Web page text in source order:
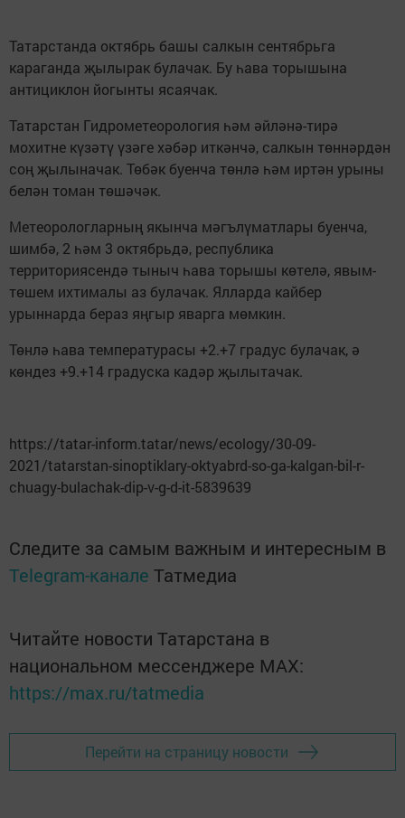
Татарстанда октябрь башы салкын сентябрьга
караганда җылырак булачак. Бу һава торышына
антициклон йогынты ясаячак.
Татарстан Гидрометеорология һәм әйләнә-тирә
мохитне күзәтү үзәге хәбәр иткәнчә, салкын төннәрдән
соң җылыначак. Төбәк буенча төнлә һәм иртән урыны
белән томан төшәчәк.
Метеорологларның якынча мәгълүматлары буенча,
шимбә, 2 һәм 3 октябрьдә, республика
территориясендә тыныч һава торышы көтелә, явым-
төшем ихтималы аз булачак. Ялларда кайбер
урыннарда бераз яңгыр яварга мөмкин.
Төнлә һава температурасы +2.+7 градус булачак, ә
көндез +9.+14 градуска кадәр җылытачак.
https://tatar-inform.tatar/news/ecology/30-09-
2021/tatarstan-sinoptiklary-oktyabrd-so-ga-kalgan-bil-r-
chuagy-bulachak-dip-v-g-d-it-5839639
Следите за самым важным и интересным в
Telegram-канале Татмедиа
Читайте новости Татарстана в
национальном мессенджере MАХ:
https://max.ru/tatmedia
Перейти на страницу новости